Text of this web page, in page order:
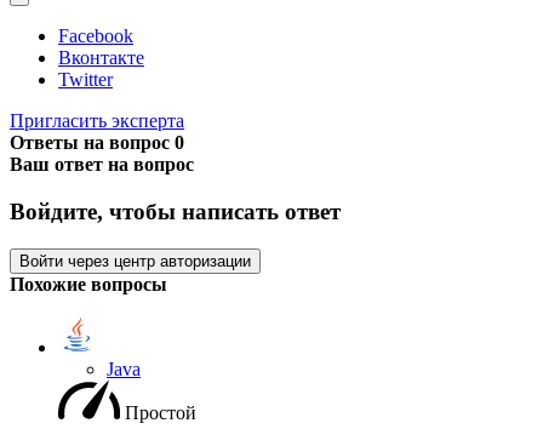
Facebook
Вконтакте
Twitter
Пригласить эксперта
Ответы на вопрос 0
Ваш ответ на вопрос
Войдите, чтобы написать ответ
Войти через центр авторизации
Похожие вопросы
Java
Простой